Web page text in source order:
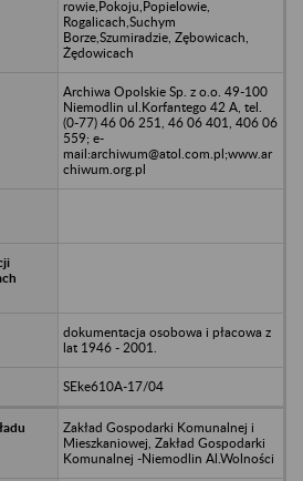
rowie,Pokoju,Popielowie,
Rogalicach,Suchym
Borze,Szumiradzie, Zębowicach,
Żędowicach
Archiwa Opolskie Sp. z o.o. 49-100
Niemodlin ul.Korfantego 42 A, tel.
(0-77) 46 06 251, 46 06 401, 406 06
559; e-
mail:archiwum@atol.com.pl;www.ar
chiwum.org.pl
dokumentacja osobowa i płacowa z
lat 1946 - 2001.
SEke610A-17/04
Zakład Gospodarki Komunalnej i
Mieszkaniowej, Zakład Gospodarki
Komunalnej -Niemodlin Al.Wolności